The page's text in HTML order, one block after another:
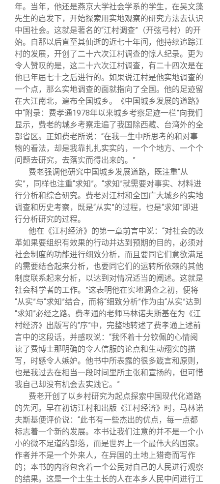
年。当年，他还是燕京大学社会学系的学生，在吴文藻
先生的启发下，开始探索用实地观察的研究方法去认识
中国社会。这就是著名的“江村调查”（开弦弓村）的开
始。自那以后直至其仙逝的近七十年间，他持续追踪江
村的发展，开创了二十六次江村调查的惊人纪录。更为
令人赞叹的是，这二十六次江村调查，有二十四次是在
他已年届七十之后进行的。如果说江村是他实地调查的
一个点，那么实地调查的面就指向了全国。他的足迹留
在大江南北，遍布全国城乡。《中国城乡发展的道路》
中“附录：费孝通1978年以来城乡考察足迹一栏”向我们
显示，费老的城乡考察走遍了我国除西藏、台湾外的全
部省区。正如费老所说：“在我一生中所思考的和对事
物的看法，却是我靠扎扎实实的，一个个地方、一个个
问题去研究，去落实而得出来的。”
费老强调他研究中国城乡发展道路，既注重“从
实”，同样也注重“求知”。“求知”就需要对事实、材料进
行分析和综合研究。费老对江村和全国广大城乡的实地
调查和历史考察，既是“从实”的过程，也是“求知”即进
行分析研究的过程。
他在《江村经济》的第一章前言中说：“对社会的改
革如果要组织有效果的行动并达到预期的目的，必须对
社会制度的功能进行细致分析，而且要同它们意欲满足
的需要结合起来分析，也要同它们的运转所依赖的其他
制度联系起来分析，以达到对情况适当的阐述。这就是
社会科学者的工作。”这表明他在实地调查之初，便将
“从实”与“求知”结合，而将“细致分析”作为由“从实”达到
“求知”必经之路。费孝通的老师马林诺夫斯基在为《江
村经济》出版写的“序”中，完整地转述了费孝通上述前
言中的这段话，并感叹说：“我怀着十分钦佩的心情阅
读了费博士那明确的令人信服的论点和生动翔实的描
写，时感令人嫉妒。他书中所表露的很多箴言和原则，
也是我过去在相当一段时间里所主张和宣扬的，但可惜
我自己却没有机会去实践它。”
费老开创了以乡村研究为起点探索中国现代化道路
的先河。早在初访江村和出版《江村经济》时，马林诺
夫斯基便评价说：“此书有一些杰出的优点，每一点都
标志着一个新的发展。本书让我们注意的并不是一个小
小的微不足道的部落，而是世界上一个最伟大的国家。
作者并不是一个外来人，在异国的土地上猎奇而写作
的；本书的内容包含着一个公民对自己的人民进行观察
的结果。这是一个土生土长的人在本乡人民中间进行工